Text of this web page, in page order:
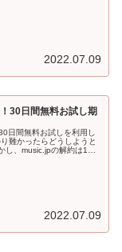
2022.07.09
30日間無料お試し期
日間無料お試しを利用し
難かったらどうしようと
し、music.jpの解約は1分
2022.07.09